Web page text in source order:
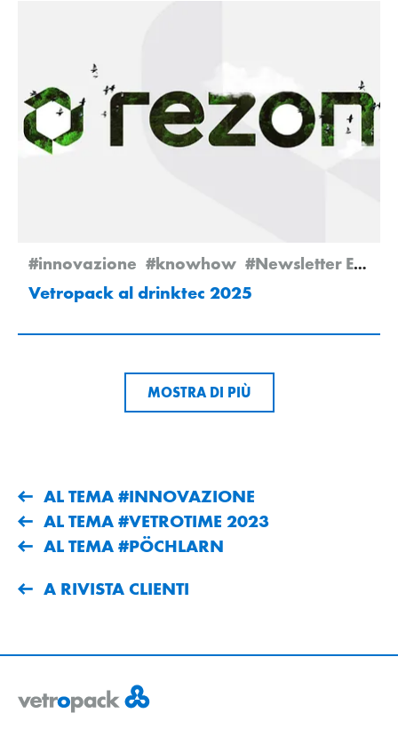
#innovazione #knowhow #Newsletter Edition 2/2025
Vetropack al drinktec 2025
MOSTRA DI PIÙ
AL TEMA #INNOVAZIONE
AL TEMA #VETROTIME 2023
AL TEMA #PÖCHLARN
A RIVISTA CLIENTI